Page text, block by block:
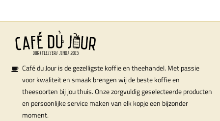
Café du Jour is de gezelligste koffie en theehandel. Met passie
voor kwaliteit en smaak brengen wij de beste koffie en
theesoorten bij jou thuis. Onze zorgvuldig geselecteerde producten
en persoonlijke service maken van elk kopje een bijzonder
moment.